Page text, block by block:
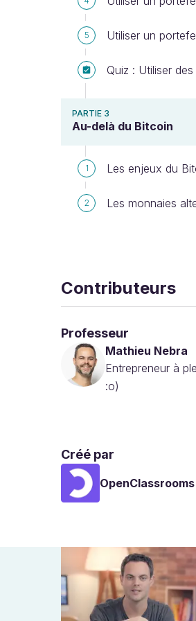
5 Utiliser un
Quiz : Utiliser
PARTIE 3
Au-delà du Bitcoin
1 Les enjeux du
2 Les monnaies
Contributeurs
Professeur
Mathieu Nebra
Entrepreneur à
:o)
Créé par
OpenClassrooms